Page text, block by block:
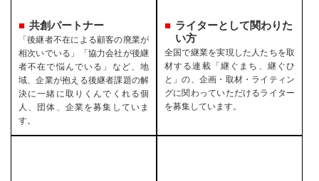
共創パートナー
「後継者不在による顧客の廃業が
相次いでいる」「協力会社が後継
者不在で悩んでいる」など、地
域、企業が抱える後継者課題の解
決に一緒に取りくんでくれる個
人、団体、企業を募集していま
す。
ライターとして関わりた
い方
全国で継業を実現した人たちを取
材する連載「継ぐまち、継ぐひ
と」の、企画・取材・ライティン
グに関わっていただけるライター
を募集しています。